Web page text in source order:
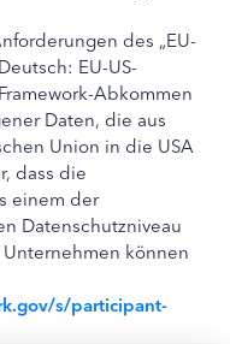
des „EU-
EU-US-
Abkommen
Daten, die aus
Union in die USA
dass die
einem der
Datenschutzniveau
können
s/participant-